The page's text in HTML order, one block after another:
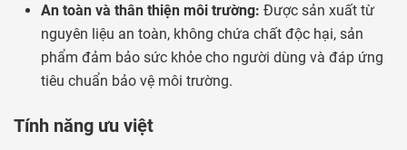
An toàn và thân thiện môi trường: Được sản xuất từ
nguyên liệu an toàn, không chứa chất độc hại, sản
phẩm đảm bảo sức khỏe cho người dùng và đáp ứng
tiêu chuẩn bảo vệ môi trường.
Tính năng ưu việt